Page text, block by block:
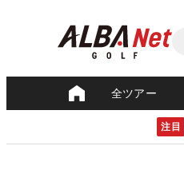
全ツアー
注目